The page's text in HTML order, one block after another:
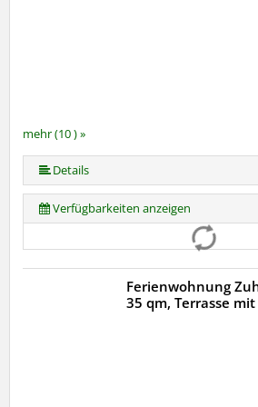
mehr (10 ) »
mehr (10 ) »
mehr (10 ) »
mehr (10 ) »
mehr (10 ) »
mehr (10 ) »
mehr (10 ) »
Details
Verfügbarkeiten anzeigen
Ferienwohnung
35 qm, Terrasse